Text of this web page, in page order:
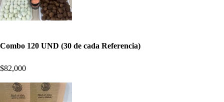
Combo 120 UND (30 de cada Referencia)
$82,000